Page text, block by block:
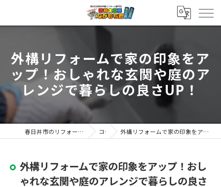
外構リフォームで家の印象をア
ップ！おしゃれな玄関や庭のア
レンジで暮らしの良さUP！
春日井市のリフォームなら塗替え工房ながもち君 春日井店 コラム 外構リフォームで家の印象をアップ！おしゃれな玄関や庭のアレンジで暮らしの良さUP！
外構リフォームで家の印象をアップ！おし
ゃれな玄関や庭のアレンジで暮らしの良さ